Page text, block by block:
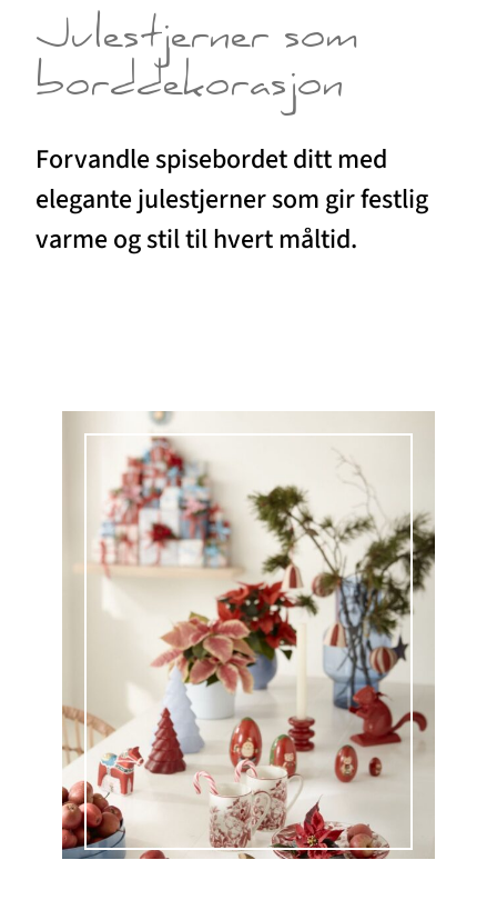
Julestjerner som
borddekorasjon
Forvandle spisebordet ditt med
elegante julestjerner som gir festlig
varme og stil til hvert måltid.